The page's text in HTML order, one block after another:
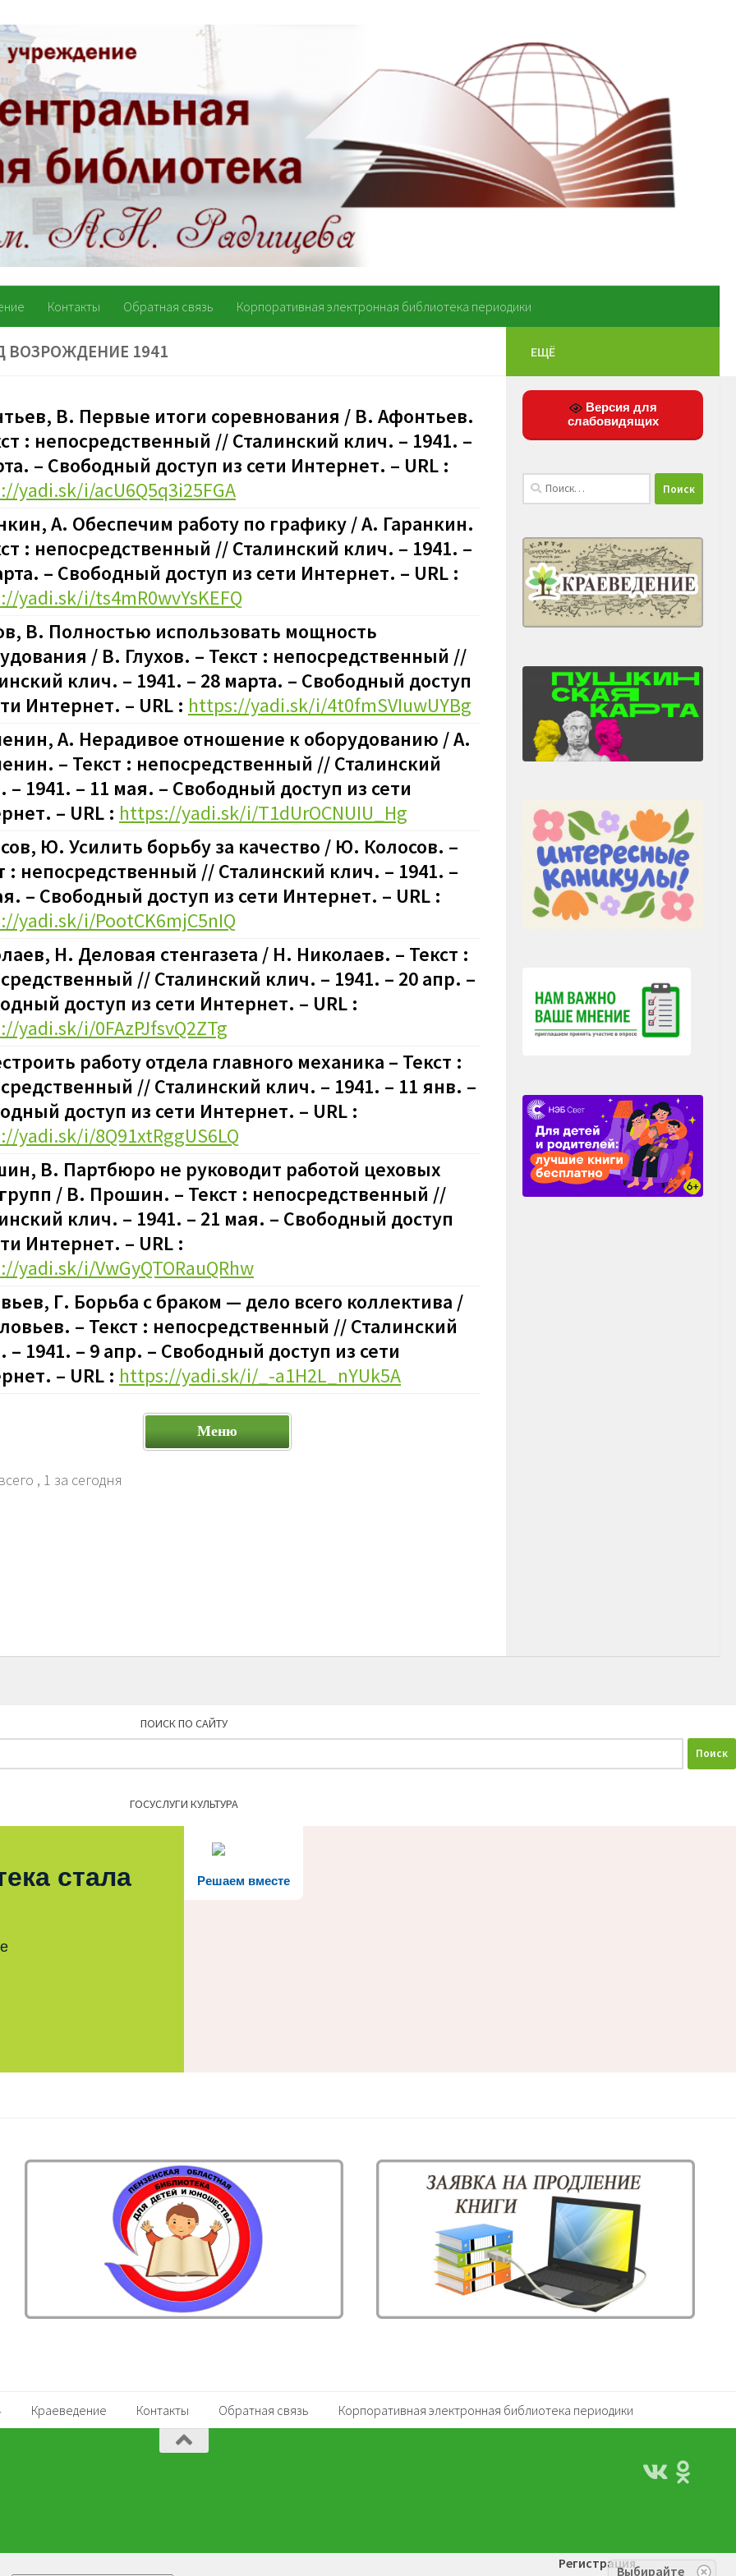
Контакты Обратная связь Корпоративная электронная библиотека периодики
ВОЗРОЖДЕНИЕ 1941
В. Первые итоги соревнования / В. Афонтьев.
: непосредственный // Сталинский клич. – 1941. –
– Свободный доступ из сети Интернет. – URL :
yadi.sk/i/acU6Q5q3i25FGA
А. Обеспечим работу по графику / А. Гаранкин.
: непосредственный // Сталинский клич. – 1941. –
– Свободный доступ из сети Интернет. – URL :
yadi.sk/i/ts4mR0wvYsKEFQ
В. Полностью использовать мощность
/ В. Глухов. – Текст : непосредственный //
клич. – 1941. – 28 марта. – Свободный доступ
Интернет. – URL : https://yadi.sk/i/4t0fmSVIuwUYBg
А. Нерадивое отношение к оборудованию / А.
– Текст : непосредственный // Сталинский
– 1941. – 11 мая. – Свободный доступ из сети
– URL : https://yadi.sk/i/T1dUrOCNUIU_Hg
Ю. Усилить борьбу за качество / Ю. Колосов. –
: непосредственный // Сталинский клич. – 1941. –
– Свободный доступ из сети Интернет. – URL :
yadi.sk/i/PootCK6mjC5nIQ
Н. Деловая стенгазета / Н. Николаев. – Текст :
// Сталинский клич. – 1941. – 20 апр. –
доступ из сети Интернет. – URL :
yadi.sk/i/0FAzPJfsvQ2ZTg
работу отдела главного механика – Текст :
// Сталинский клич. – 1941. – 11 янв. –
доступ из сети Интернет. – URL :
yadi.sk/i/8Q91xtRggUS6LQ
В. Партбюро не руководит работой цеховых
/ В. Прошин. – Текст : непосредственный //
клич. – 1941. – 21 мая. – Свободный доступ
Интернет. – URL :
yadi.sk/i/VwGyQTORauQRhw
Г. Борьба с браком — дело всего коллектива /
– Текст : непосредственный // Сталинский
– 1941. – 9 апр. – Свободный доступ из сети
– URL : https://yadi.sk/i/_-a1H2L_nYUk5A
Меню
, 1 за сегодня
ЕЩЁ
Версия для
слабовидящих
Найти:
ПОИСК ПО САЙТУ
ГОСУСЛУГИ КУЛЬТУРА
Решаем вместе
стала
Краеведение Контакты Обратная связь Корпоративная электронная библиотека периодики
Регистрация
Выбирайте